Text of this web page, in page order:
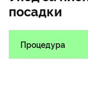
посадки
Процедура